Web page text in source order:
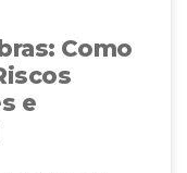
Como
e